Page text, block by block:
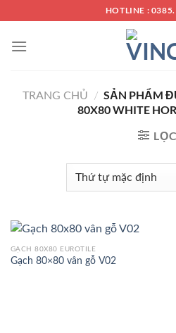
nội
HOTLINE :
TRANG CHỦ / SẢN PHẨM
80X80 WHITE
LỌC
GẠCH 80X80 EUROTILE
Gạch 80×80 vân gỗ V02